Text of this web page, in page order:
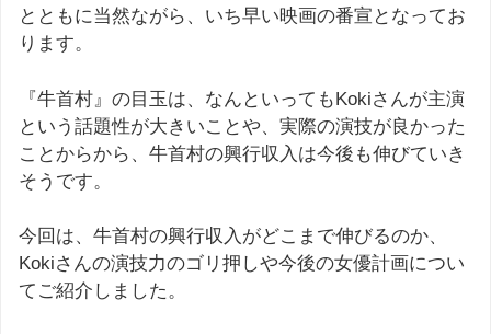
とともに当然ながら、いち早い映画の番宣となってお
ります。
『牛首村』の目玉は、なんといってもKokiさんが主演
という話題性が大きいことや、実際の演技が良かった
ことからから、牛首村の興行収入は今後も伸びていき
そうです。
今回は、牛首村の興行収入がどこまで伸びるのか、
Kokiさんの演技力のゴリ押しや今後の女優計画につい
てご紹介しました。